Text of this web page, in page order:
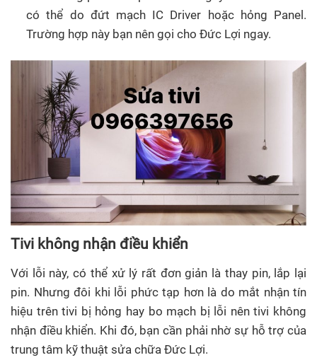
có thể do đứt mạch IC Driver hoặc hỏng Panel.
Trường hợp này bạn nên gọi cho Đức Lợi ngay.
Tivi không nhận điều khiển
Với lỗi này, có thể xử lý rất đơn giản là thay pin, lắp lại
pin. Nhưng đôi khi lỗi phức tạp hơn là do mắt nhận tín
hiệu trên tivi bị hỏng hay bo mạch bị lỗi nên tivi không
nhận điều khiển. Khi đó, bạn cần phải nhờ sự hỗ trợ của
trung tâm kỹ thuật sửa chữa Đức Lợi.